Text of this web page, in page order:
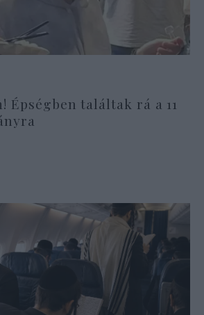
Épségben találtak rá a 11